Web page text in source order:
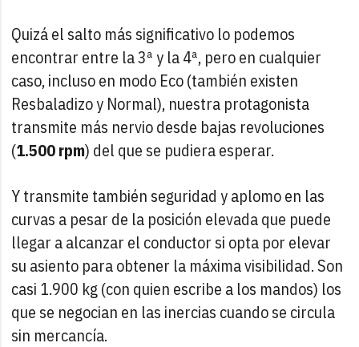
Quizá el salto más significativo lo podemos
encontrar entre la 3ª y la 4ª, pero en cualquier
caso, incluso en modo Eco (también existen
Resbaladizo y Normal), nuestra protagonista
transmite más nervio desde bajas revoluciones
(1.500 rpm) del que se pudiera esperar.
Y transmite también seguridad y aplomo en las
curvas a pesar de la posición elevada que puede
llegar a alcanzar el conductor si opta por elevar
su asiento para obtener la máxima visibilidad. Son
casi 1.900 kg (con quien escribe a los mandos) los
que se negocian en las inercias cuando se circula
sin mercancía.